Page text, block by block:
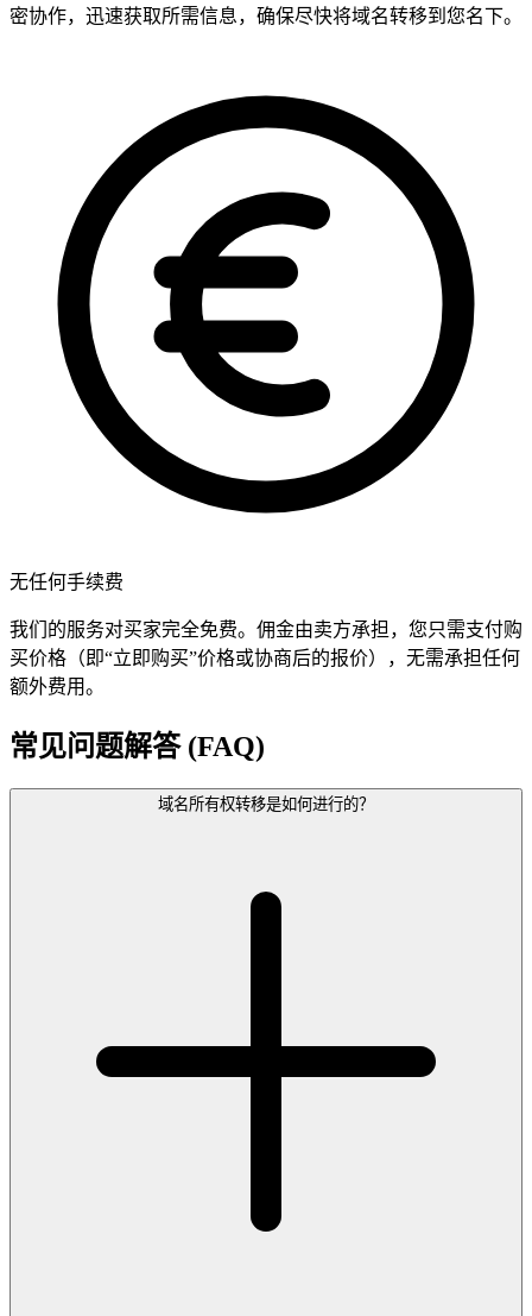
密协作，迅速获取所需信息，确保尽快将域名转移到您名下。
无任何手续费
我们的服务对买家完全免费。佣金由卖方承担，您只需支付购
买价格（即“立即购买”价格或协商后的报价），无需承担任何
额外费用。
常见问题解答 (FAQ)
域名所有权转移是如何进行的？